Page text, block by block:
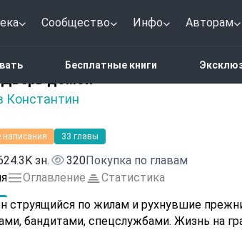
Сообщество Инфо Авторам
Бесплатные книги
домой
Константин
написания 33 главы
зн. 320Покупка по главам
Оглавление
Статистика
струящийся по жилам и рухнувшие
бандитами, спецслужбами. Жизнь на